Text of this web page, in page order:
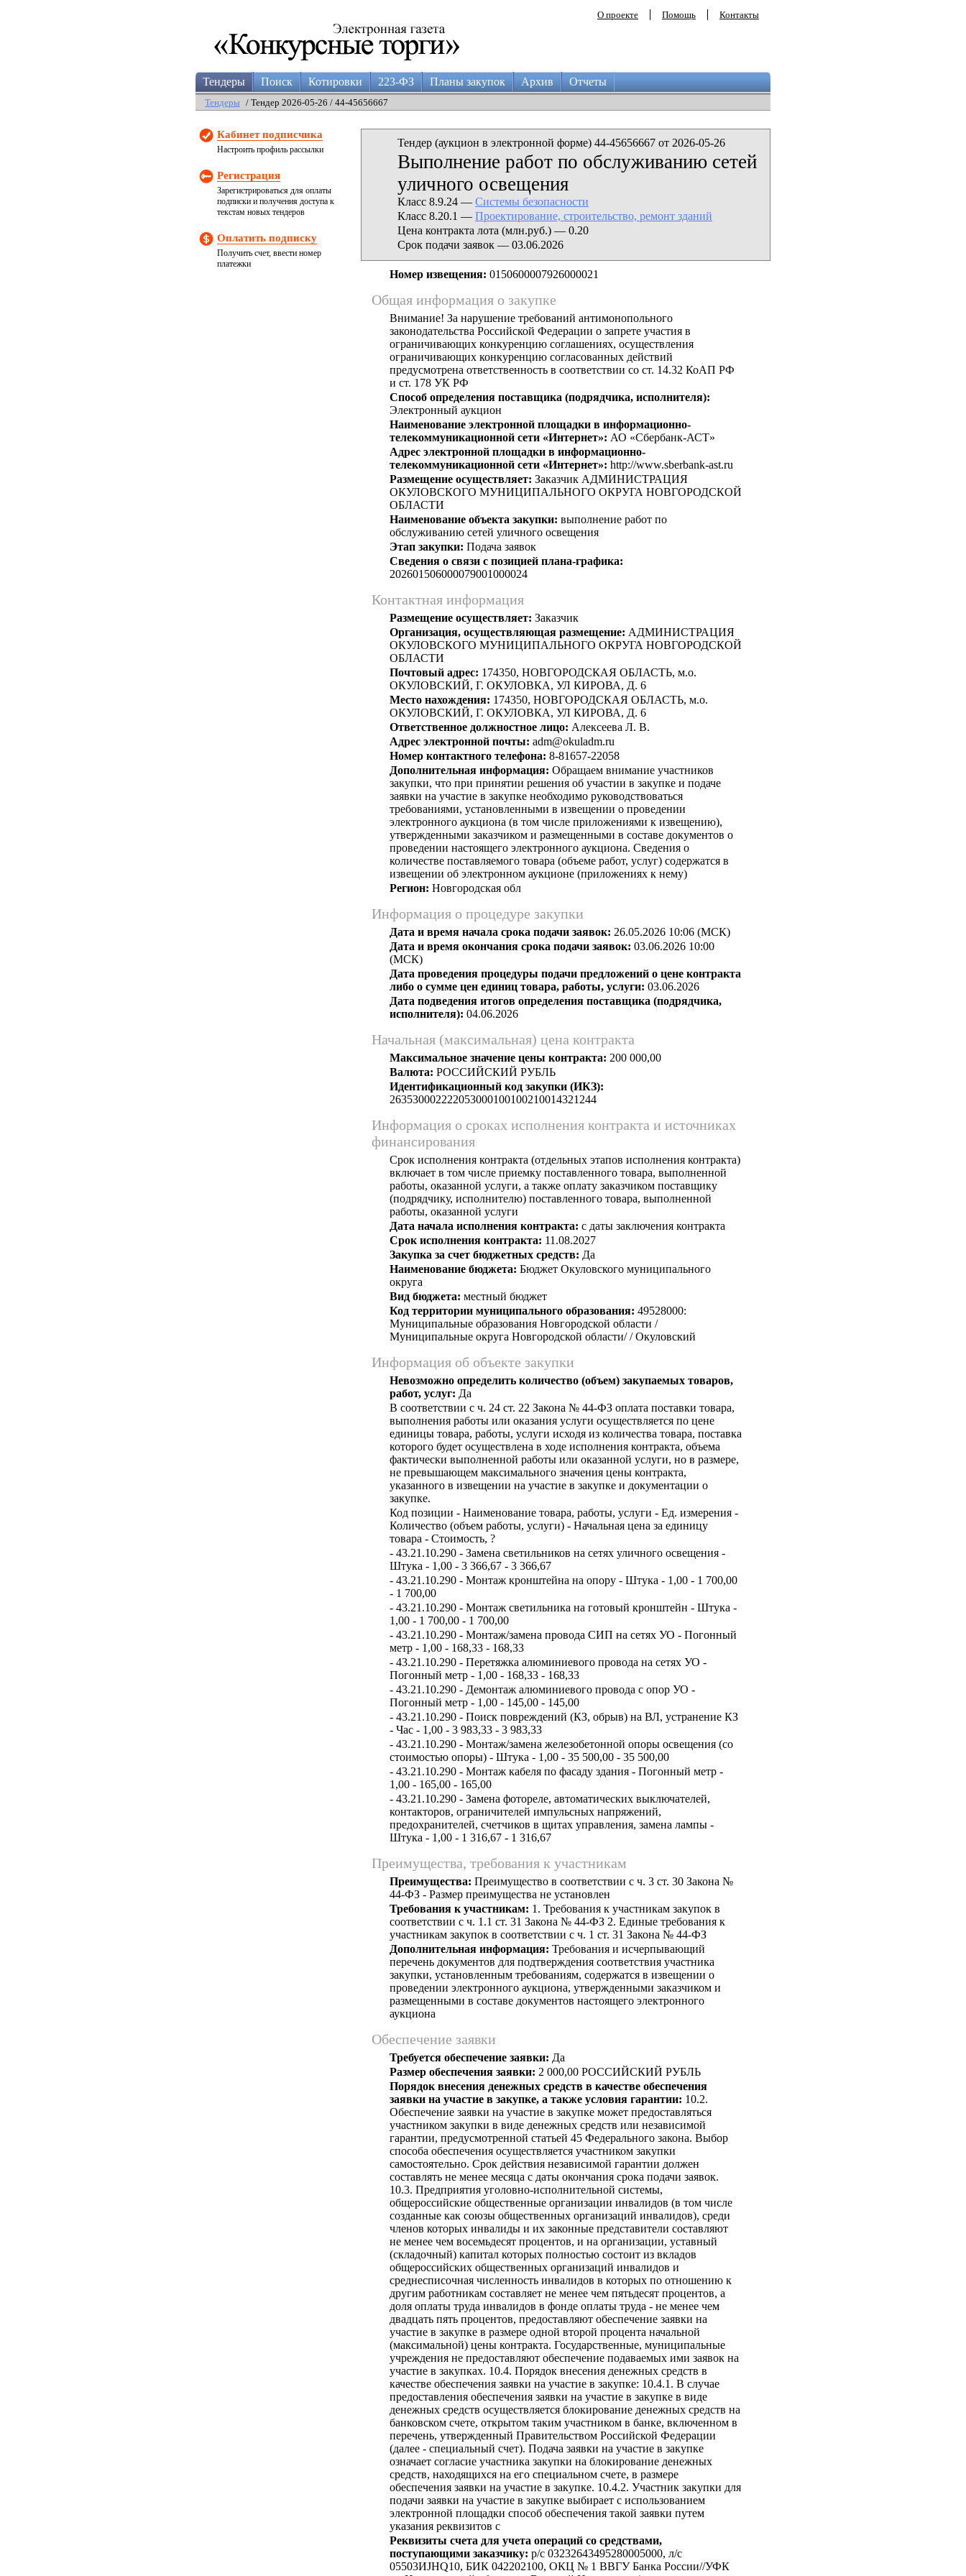
О проекте Помощь Контакты
Тендеры Поиск Котировки 223-ФЗ Планы закупок Архив Отчеты
Тендеры / Тендер 2026-05-26 / 44-45656667
Кабинет подписчика
Настроить профиль рассылки
Регистрация
Зарегистрироваться для оплаты
подписки и получения доступа к
текстам новых тендеров
Оплатить подписку
Получить счет, ввести номер
платежки
Тендер (аукцион в электронной форме) 44-45656667 от 2026-05-26
Выполнение работ по обслуживанию сетей
уличного освещения
Класс 8.9.24 — Системы безопасности
Класс 8.20.1 — Проектирование, строительство, ремонт зданий
Цена контракта лота (млн.руб.) — 0.20
Срок подачи заявок — 03.06.2026
Номер извещения: 0150600007926000021
Общая информация о закупке
Внимание! За нарушение требований антимонопольного
законодательства Российской Федерации о запрете участия в
ограничивающих конкуренцию соглашениях, осуществления
ограничивающих конкуренцию согласованных действий
предусмотрена ответственность в соответствии со ст. 14.32 КоАП РФ
и ст. 178 УК РФ
Способ определения поставщика (подрядчика, исполнителя):
Электронный аукцион
Наименование электронной площадки в информационно-
телекоммуникационной сети «Интернет»: АО «Сбербанк-АСТ»
Адрес электронной площадки в информационно-
телекоммуникационной сети «Интернет»: http://www.sberbank-ast.ru
Размещение осуществляет: Заказчик АДМИНИСТРАЦИЯ
ОКУЛОВСКОГО МУНИЦИПАЛЬНОГО ОКРУГА НОВГОРОДСКОЙ
ОБЛАСТИ
Наименование объекта закупки: выполнение работ по
обслуживанию сетей уличного освещения
Этап закупки: Подача заявок
Сведения о связи с позицией плана-графика:
202601506000079001000024
Контактная информация
Размещение осуществляет: Заказчик
Организация, осуществляющая размещение: АДМИНИСТРАЦИЯ
ОКУЛОВСКОГО МУНИЦИПАЛЬНОГО ОКРУГА НОВГОРОДСКОЙ
ОБЛАСТИ
Почтовый адрес: 174350, НОВГОРОДСКАЯ ОБЛАСТЬ, м.о.
ОКУЛОВСКИЙ, Г. ОКУЛОВКА, УЛ КИРОВА, Д. 6
Место нахождения: 174350, НОВГОРОДСКАЯ ОБЛАСТЬ, м.о.
ОКУЛОВСКИЙ, Г. ОКУЛОВКА, УЛ КИРОВА, Д. 6
Ответственное должностное лицо: Алексеева Л. В.
Адрес электронной почты: adm@okuladm.ru
Номер контактного телефона: 8-81657-22058
Дополнительная информация: Обращаем внимание участников
закупки, что при принятии решения об участии в закупке и подаче
заявки на участие в закупке необходимо руководствоваться
требованиями, установленными в извещении о проведении
электронного аукциона (в том числе приложениями к извещению),
утвержденными заказчиком и размещенными в составе документов о
проведении настоящего электронного аукциона. Сведения о
количестве поставляемого товара (объеме работ, услуг) содержатся в
извещении об электронном аукционе (приложениях к нему)
Регион: Новгородская обл
Информация о процедуре закупки
Дата и время начала срока подачи заявок: 26.05.2026 10:06 (МСК)
Дата и время окончания срока подачи заявок: 03.06.2026 10:00
(МСК)
Дата проведения процедуры подачи предложений о цене контракта
либо о сумме цен единиц товара, работы, услуги: 03.06.2026
Дата подведения итогов определения поставщика (подрядчика,
исполнителя): 04.06.2026
Начальная (максимальная) цена контракта
Максимальное значение цены контракта: 200 000,00
Валюта: РОССИЙСКИЙ РУБЛЬ
Идентификационный код закупки (ИКЗ):
263530002222053000100100210014321244
Информация о сроках исполнения контракта и источниках
финансирования
Срок исполнения контракта (отдельных этапов исполнения контракта)
включает в том числе приемку поставленного товара, выполненной
работы, оказанной услуги, а также оплату заказчиком поставщику
(подрядчику, исполнителю) поставленного товара, выполненной
работы, оказанной услуги
Дата начала исполнения контракта: с даты заключения контракта
Срок исполнения контракта: 11.08.2027
Закупка за счет бюджетных средств: Да
Наименование бюджета: Бюджет Окуловского муниципального
округа
Вид бюджета: местный бюджет
Код территории муниципального образования: 49528000:
Муниципальные образования Новгородской области /
Муниципальные округа Новгородской области/ / Окуловский
Информация об объекте закупки
Невозможно определить количество (объем) закупаемых товаров,
работ, услуг: Да
В соответствии c ч. 24 ст. 22 Закона № 44-ФЗ оплата поставки товара,
выполнения работы или оказания услуги осуществляется по цене
единицы товара, работы, услуги исходя из количества товара, поставка
которого будет осуществлена в ходе исполнения контракта, объема
фактически выполненной работы или оказанной услуги, но в размере,
не превышающем максимального значения цены контракта,
указанного в извещении на участие в закупке и документации о
закупке.
Код позиции - Наименование товара, работы, услуги - Ед. измерения -
Количество (объем работы, услуги) - Начальная цена за единицу
товара - Стоимость, ?
- 43.21.10.290 - Замена светильников на сетях уличного освещения -
Штука - 1,00 - 3 366,67 - 3 366,67
- 43.21.10.290 - Монтаж кронштейна на опору - Штука - 1,00 - 1 700,00
- 1 700,00
- 43.21.10.290 - Монтаж светильника на готовый кронштейн - Штука -
1,00 - 1 700,00 - 1 700,00
- 43.21.10.290 - Монтаж/замена провода СИП на сетях УО - Погонный
метр - 1,00 - 168,33 - 168,33
- 43.21.10.290 - Перетяжка алюминиевого провода на сетях УО -
Погонный метр - 1,00 - 168,33 - 168,33
- 43.21.10.290 - Демонтаж алюминиевого провода с опор УО -
Погонный метр - 1,00 - 145,00 - 145,00
- 43.21.10.290 - Поиск повреждений (КЗ, обрыв) на ВЛ, устранение КЗ
- Час - 1,00 - 3 983,33 - 3 983,33
- 43.21.10.290 - Монтаж/замена железобетонной опоры освещения (со
стоимостью опоры) - Штука - 1,00 - 35 500,00 - 35 500,00
- 43.21.10.290 - Монтаж кабеля по фасаду здания - Погонный метр -
1,00 - 165,00 - 165,00
- 43.21.10.290 - Замена фотореле, автоматических выключателей,
контакторов, ограничителей импульсных напряжений,
предохранителей, счетчиков в щитах управления, замена лампы -
Штука - 1,00 - 1 316,67 - 1 316,67
Преимущества, требования к участникам
Преимущества: Преимущество в соответствии с ч. 3 ст. 30 Закона №
44-ФЗ - Размер преимущества не установлен
Требования к участникам: 1. Требования к участникам закупок в
соответствии с ч. 1.1 ст. 31 Закона № 44-ФЗ 2. Единые требования к
участникам закупок в соответствии с ч. 1 ст. 31 Закона № 44-ФЗ
Дополнительная информация: Требования и исчерпывающий
перечень документов для подтверждения соответствия участника
закупки, установленным требованиям, содержатся в извещении о
проведении электронного аукциона, утвержденными заказчиком и
размещенными в составе документов настоящего электронного
аукциона
Обеспечение заявки
Требуется обеспечение заявки: Да
Размер обеспечения заявки: 2 000,00 РОССИЙСКИЙ РУБЛЬ
Порядок внесения денежных средств в качестве обеспечения
заявки на участие в закупке, а также условия гарантии: 10.2.
Обеспечение заявки на участие в закупке может предоставляться
участником закупки в виде денежных средств или независимой
гарантии, предусмотренной статьей 45 Федерального закона. Выбор
способа обеспечения осуществляется участником закупки
самостоятельно. Срок действия независимой гарантии должен
составлять не менее месяца с даты окончания срока подачи заявок.
10.3. Предприятия уголовно-исполнительной системы,
общероссийские общественные организации инвалидов (в том числе
созданные как союзы общественных организаций инвалидов), среди
членов которых инвалиды и их законные представители составляют
не менее чем восемьдесят процентов, и на организации, уставный
(складочный) капитал которых полностью состоит из вкладов
общероссийских общественных организаций инвалидов и
среднесписочная численность инвалидов в которых по отношению к
другим работникам составляет не менее чем пятьдесят процентов, а
доля оплаты труда инвалидов в фонде оплаты труда - не менее чем
двадцать пять процентов, предоставляют обеспечение заявки на
участие в закупке в размере одной второй процента начальной
(максимальной) цены контракта. Государственные, муниципальные
учреждения не предоставляют обеспечение подаваемых ими заявок на
участие в закупках. 10.4. Порядок внесения денежных средств в
качестве обеспечения заявки на участие в закупке: 10.4.1. В случае
предоставления обеспечения заявки на участие в закупке в виде
денежных средств осуществляется блокирование денежных средств на
банковском счете, открытом таким участником в банке, включенном в
перечень, утвержденный Правительством Российской Федерации
(далее - специальный счет). Подача заявки на участие в закупке
означает согласие участника закупки на блокирование денежных
средств, находящихся на его специальном счете, в размере
обеспечения заявки на участие в закупке. 10.4.2. Участник закупки для
подачи заявки на участие в закупке выбирает с использованием
электронной площадки способ обеспечения такой заявки путем
указания реквизитов с
Реквизиты счета для учета операций со средствами,
поступающими заказчику: p/c 03232643495280005000, л/c
05503ИJНQ10, БИК 042202100, ОКЦ № 1 ВВГУ Банка России//УФК